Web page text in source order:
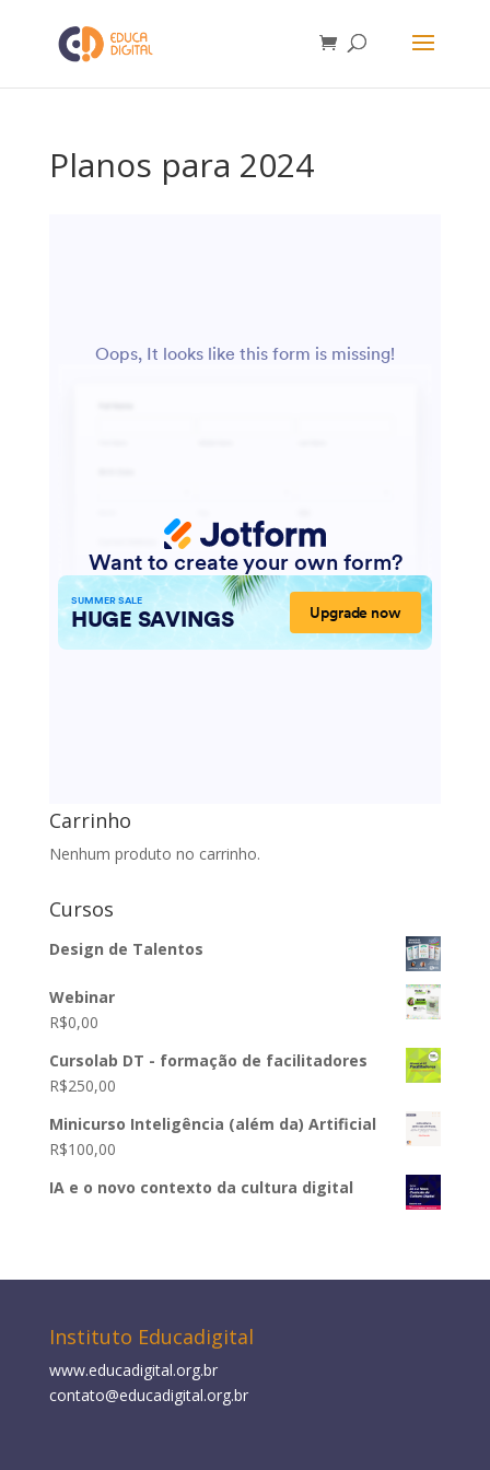
Planos para 2024
Carrinho
Nenhum produto no carrinho.
Cursos
Design de Talentos
Webinar
R$0,00
Cursolab DT - formação de facilitadores
R$250,00
Minicurso Inteligência (além da) Artificial
R$100,00
IA e o novo contexto da cultura digital
Instituto Educadigital
www.educadigital.org.br
contato@educadigital.org.br